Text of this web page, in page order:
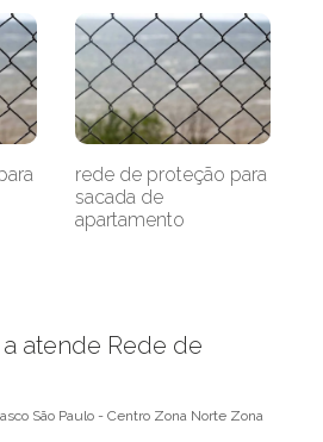
rede de proteção para
sacada de
apartamento
atende Rede de
São Paulo - Centro Zona Norte Zona